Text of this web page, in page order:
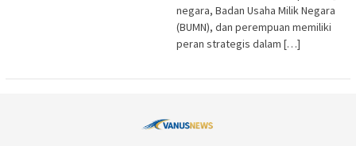
negara, Badan Usaha Milik Negara
(BUMN), dan perempuan memiliki
peran strategis dalam […]